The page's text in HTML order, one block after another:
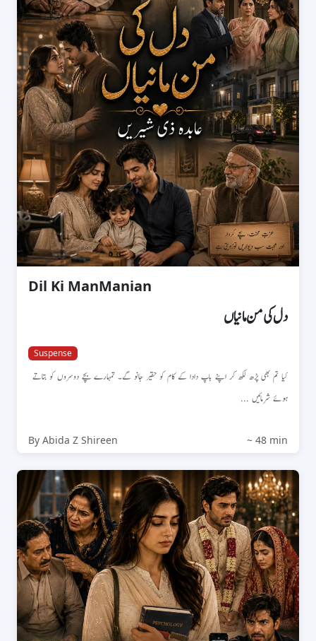
Dil Ki ManManian
دل کی من مانیاں
Suspense
کیا تم بھی پڑھ لکھ کر اپنے باپ دادا کے کام کو حقیر جانو گے۔ تمہارے بچے دوسروں کو بتاتے
ہوئے شرمائیں ...
By Abida Z Shireen ~ 48 min